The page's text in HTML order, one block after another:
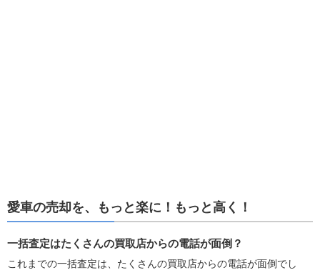
愛車の売却を、もっと楽に！もっと高く！
一括査定はたくさんの買取店からの電話が面倒？
これまでの一括査定は、たくさんの買取店からの電話が面倒でし